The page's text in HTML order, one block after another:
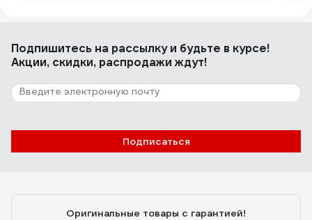
Подпишитесь на рассылкуи будьте в курсе!
Акции, скидки, распродажи ждут!
Подписаться
Оригинальные товары с гарантией!